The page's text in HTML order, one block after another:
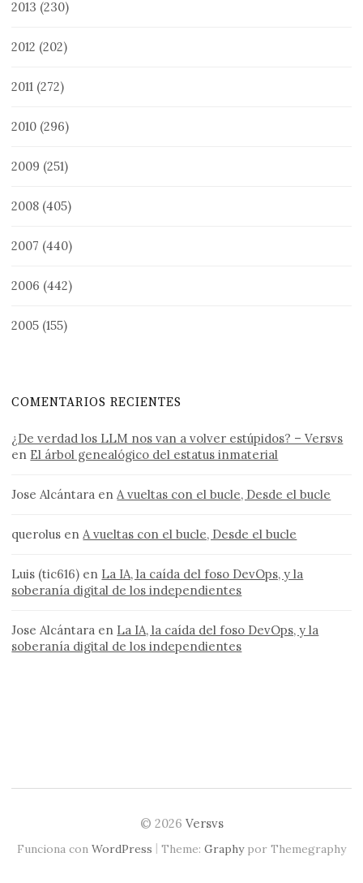
2013 (230)
2012 (202)
2011 (272)
2010 (296)
2009 (251)
2008 (405)
2007 (440)
2006 (442)
2005 (155)
COMENTARIOS RECIENTES
¿De verdad los LLM nos van a volver estúpidos? – Versvs
en El árbol genealógico del estatus inmaterial
Jose Alcántara en A vueltas con el bucle, Desde el bucle
querolus en A vueltas con el bucle, Desde el bucle
Luis (tic616) en La IA, la caída del foso DevOps, y la
soberanía digital de los independientes
Jose Alcántara en La IA, la caída del foso DevOps, y la
soberanía digital de los independientes
© 2026 Versvs
Funciona con WordPress | Theme: Graphypor Themegraphy